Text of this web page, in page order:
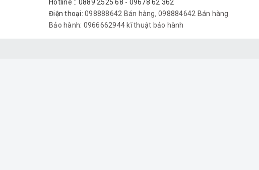
Hotline :: 0889 2525 68 - 09678 62 362
Điện thoại: 098888642 Bán hàng, 098884642 Bán hàng
Bảo hành: 0966662944 kĩ thuật bảo hành